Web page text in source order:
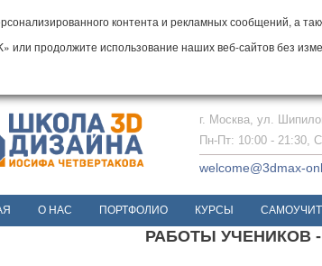
контента и рекламных сообщений, а
или продолжите использование наших веб-сайтов без
г. Москва, ул.
Пн-Пт: 10:00 - 21:30,
welcome@3dmax-
О НАС ПОРТФОЛИО КУРСЫ
РАБОТЫ УЧЕНИКОВ